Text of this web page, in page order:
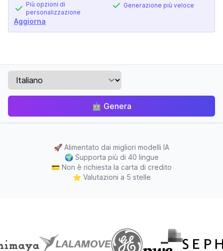
Più opzioni di
personalizzazione
Generazione più veloce
Aggiorna
🤖 Genera
🚀 Alimentato dai migliori modelli IA
🌍 Supporta più di 40 lingue
💳 Non è richiesta la carta di credito
⭐ Valutazioni a 5 stelle